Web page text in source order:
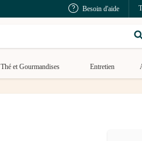
Besoin d'aide
Thé et Gourmandises Entretien